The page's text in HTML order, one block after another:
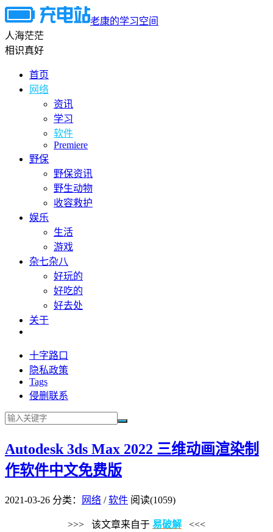
老康的学习空间
人海茫茫
相识真好
首页
网络
资讯
学习
软件
Premiere
野保
野保资讯
野生动物
收容救护
娱乐
生活
游戏
杂七杂八
好玩的
好吃的
好去处
关于
十字路口
隐私政策
Tags
侵删联系
Autodesk 3ds Max 2022 三维动画渲染制
作软件中文免费版
2021-03-26 分类： 网络 /软件 阅读(1059)
>>> 该文章来自于 易破解 <<<